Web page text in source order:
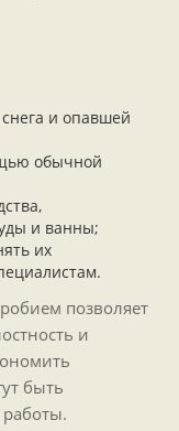
и опавшей
обычной
и ванны;
их
позволяет
и
быть